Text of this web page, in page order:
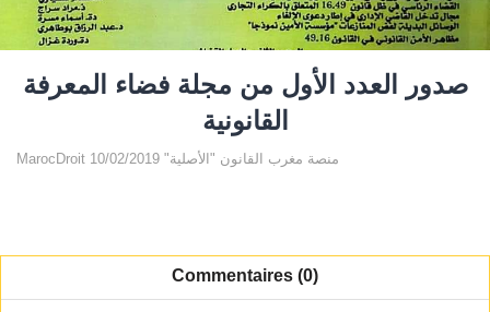
صدور العدد الأول من مجلة فضاء المعرفة
القانونية
MarocDroit منصة مغرب القانون "الأصلية" 10/02/2019
Commentaires (0)